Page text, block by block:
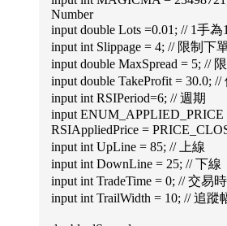
Number
input double Lots =0.01; // 1手
input int Slippage = 4; // 限制下
input double MaxSpread = 5; //
input double TakeProfit = 30.0;
input int RSIPeriod=6; // 週期
input ENUM_APPLIED_PRICE
RSIAppliedPrice =
input int UpLine = 85; // 上線
input int DownLine = 25; // 下線
input int TradeTime = 0; // 交易
input int TrailWidth = 10; // 追蹤